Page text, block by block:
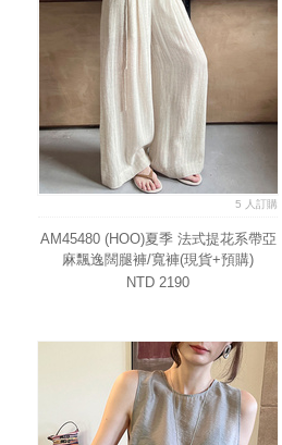
5 人訂購
AM45480 (HOO)夏季 法式提花系帶亞
麻飄逸闊腿褲/寬褲(現貨+預購)
NTD 2190